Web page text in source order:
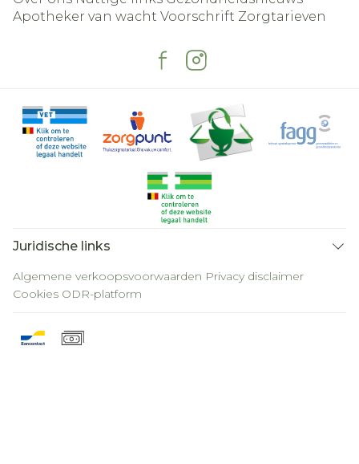
Apotheker van wacht Voorschrift Zorgtarieven
Juridische links
Algemene verkoopsvoorwaarden Privacy disclaimer
Cookies ODR-platform